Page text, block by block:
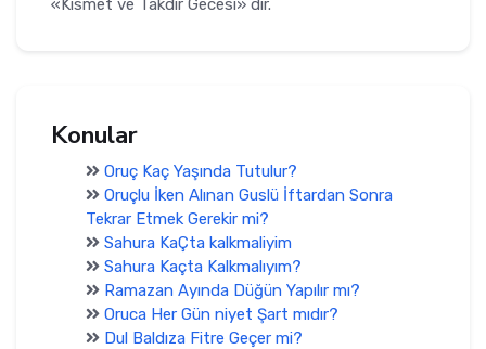
«Kismet ve Takdir Gecesi» dir.
Konular
Oruç Kaç Yaşında Tutulur?
Oruçlu İken Alınan Guslü İftardan Sonra
Tekrar Etmek Gerekir mi?
Sahura KaÇta kalkmaliyim
Sahura Kaçta Kalkmalıyım?
Ramazan Ayında Düğün Yapılır mı?
Oruca Her Gün niyet Şart mıdır?
Dul Baldıza Fitre Geçer mi?